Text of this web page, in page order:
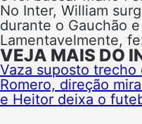
No Inter, William
durante o Gauchão
Lamentavelmente,
VEJA MAIS DO
Vaza suposto trecho
Romero, direção
e Heitor deixa o